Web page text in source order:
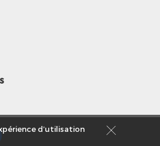
d’utilisation